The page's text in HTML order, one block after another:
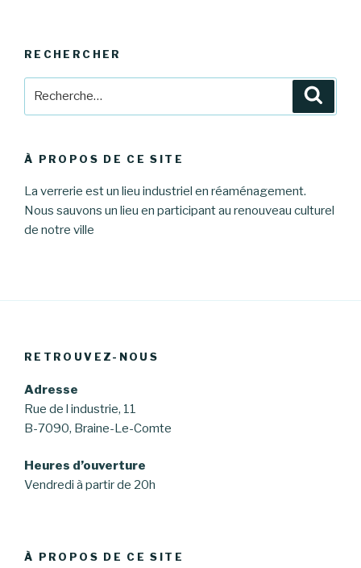
RECHERCHER
À PROPOS DE CE SITE
La verrerie est un lieu industriel en réaménagement.
Nous sauvons un lieu en participant au renouveau culturel
de notre ville
RETROUVEZ-NOUS
Adresse
Rue de l industrie, 11
B-7090, Braine-Le-Comte
Heures d’ouverture
Vendredi à partir de 20h
À PROPOS DE CE SITE